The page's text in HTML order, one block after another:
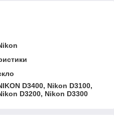
D3400, Nikon D3100,
D3200, Nikon D3300